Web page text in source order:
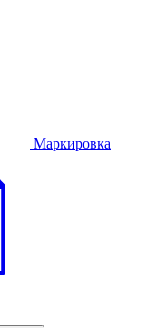
Маркировка